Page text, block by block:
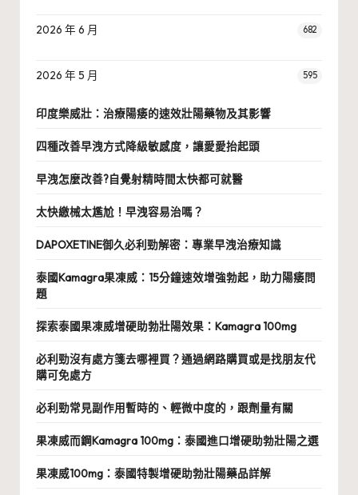
2026 年 6 月 682
2026 年 5 月 595
印度樂威壯：治療陽痿的速效壯陽藥物及其影響
四種改善早洩方式降級敏感度，讓愛愛抬起頭
早洩怎麼改善?自覺射精時間太快都可就醫
太快繳械太尷尬！早洩容易治嗎？
DAPOXETINE御久必利勁解密：專業早洩治療知識
泰國Kamagra果凍威：15分鐘速效增強勃起，助力陽痿問
題
探索泰國果凍威增硬助勃壯陽效果：Kamagra 100mg
必利勁沒有處方箋去哪裡買？通過網路購買或是找朋友代
購可免處方
必利勁常見副作用暫時的、輕微中度的，跟劑量有關
果凍威而鋼Kamagra 100mg：泰國進口增硬助勃壯陽之選
果凍威100mg：泰國特製增硬助勃壯陽藥品詳解